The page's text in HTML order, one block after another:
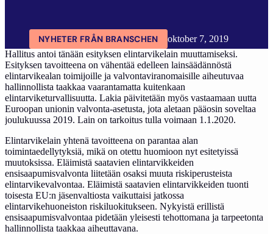
NYHETER FRÅN BRANSCHEN
oktober 7, 2019
Hallitus antoi tänään esityksen elintarvikelain muuttamiseksi.
Esityksen tavoitteena on vähentää edelleen lainsäädännöstä
elintarvikealan toimijoille ja valvontaviranomaisille aiheutuvaa
hallinnollista taakkaa vaarantamatta kuitenkaan
elintarviketurvallisuutta. Lakia päivitetään myös vastaamaan uutta
Euroopan unionin valvonta-asetusta, jota aletaan pääosin soveltaa
joulukuussa 2019. Lain on tarkoitus tulla voimaan 1.1.2020.
Elintarvikelain yhtenä tavoitteena on parantaa alan
toimintaedellytyksiä, mikä on otettu huomioon nyt esitetyissä
muutoksissa. Eläimistä saatavien elintarvikkeiden
ensisaapumisvalvonta liitetään osaksi muuta riskiperusteista
elintarvikevalvontaa. Eläimistä saatavien elintarvikkeiden tuonti
toisesta EU:n jäsenvaltiosta vaikuttaisi jatkossa
elintarvikehuoneiston riskiluokitukseen. Nykyistä erillistä
ensisaapumisvalvontaa pidetään yleisesti tehottomana ja tarpeetonta
hallinnollista taakkaa aiheuttavana.